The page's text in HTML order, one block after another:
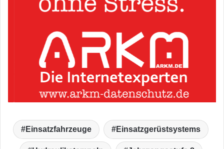
Einsatzfahrzeuge Einsatzgerüstsystems